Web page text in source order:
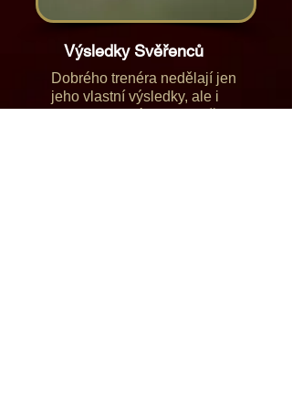
Výsledky Svěřenců
Dobrého trenéra nedělají jen
jeho vlastní výsledky, ale i